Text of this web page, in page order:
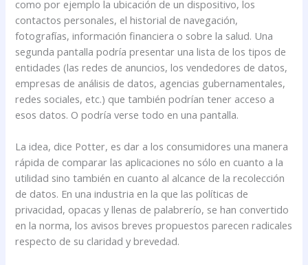
como por ejemplo la ubicación de un dispositivo, los
contactos personales, el historial de navegación,
fotografías, información financiera o sobre la salud. Una
segunda pantalla podría presentar una lista de los tipos de
entidades (las redes de anuncios, los vendedores de datos,
empresas de análisis de datos, agencias gubernamentales,
redes sociales, etc.) que también podrían tener acceso a
esos datos. O podría verse todo en una pantalla.
La idea, dice Potter, es dar a los consumidores una manera
rápida de comparar las aplicaciones no sólo en cuanto a la
utilidad sino también en cuanto al alcance de la recolección
de datos. En una industria en la que las políticas de
privacidad, opacas y llenas de palabrerío, se han convertido
en la norma, los avisos breves propuestos parecen radicales
respecto de su claridad y brevedad.